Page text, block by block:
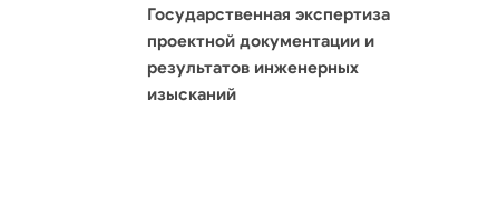
Государственная экспертиза
проектной документации и
результатов инженерных
изысканий